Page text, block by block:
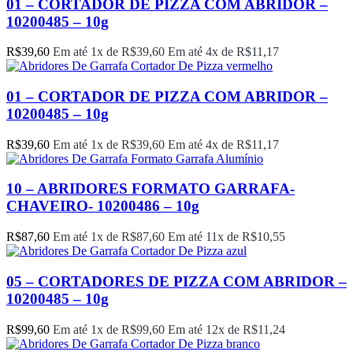
01 – CORTADOR DE PIZZA COM ABRIDOR –
10200485 – 10g
R$39,60 Em até 1x de R$39,60 Em até 4x de R$11,17
01 – CORTADOR DE PIZZA COM ABRIDOR –
10200485 – 10g
R$39,60 Em até 1x de R$39,60 Em até 4x de R$11,17
10 – ABRIDORES FORMATO GARRAFA-
CHAVEIRO- 10200486 – 10g
R$87,60 Em até 1x de R$87,60 Em até 11x de R$10,55
05 – CORTADORES DE PIZZA COM ABRIDOR –
10200485 – 10g
R$99,60 Em até 1x de R$99,60 Em até 12x de R$11,24